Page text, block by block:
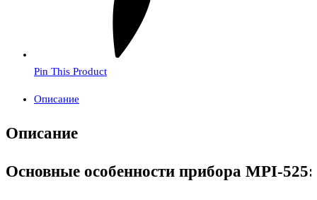
Pin This Product
Описание
Описание
Основные особенности прибора MPI-525: